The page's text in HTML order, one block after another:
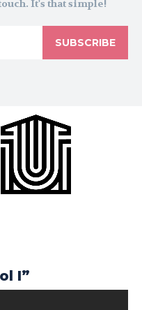
It's that simple!
SUBSCRIBE
I”